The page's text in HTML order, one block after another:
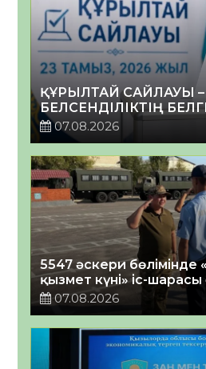
ҚҰРЫЛТАЙ САЙЛАУЫ –
БЕЛСЕНДІЛІКТІҢ
07.08.2026
5547 әскери бөлімінде
қызмет күні» іс-шарасы
07.08.2026